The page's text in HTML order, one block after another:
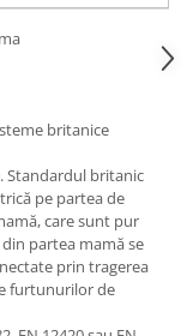
britanice
Standardul britanic
pe partea de
care sunt pur
partea mamă se
prin tragerea
furtunurilor de